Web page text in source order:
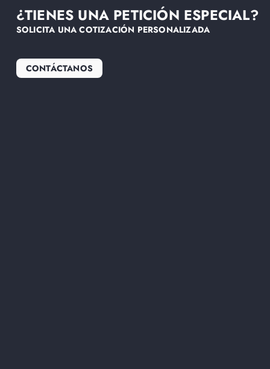
¿TIENES UNA PETICIÓN ESPECIAL?
SOLICITA UNA COTIZACIÓN PERSONALIZADA
CONTÁCTANOS